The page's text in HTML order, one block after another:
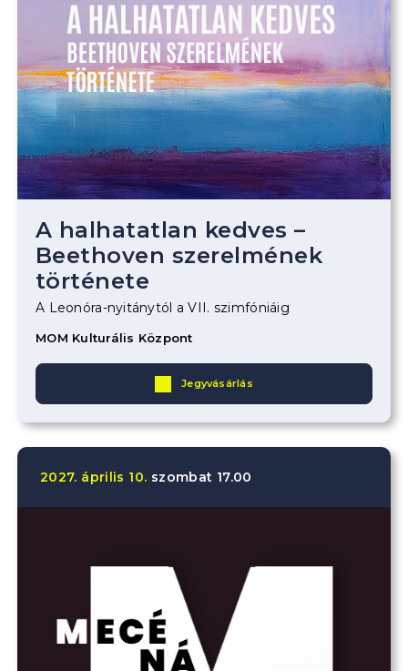
A halhatatlan kedves –
Beethoven szerelmének
története
A Leonóra-nyitánytól a VII. szimfóniáig
MOM Kulturális Központ
Jegyvásárlás
2027. április 10. szombat 17.00